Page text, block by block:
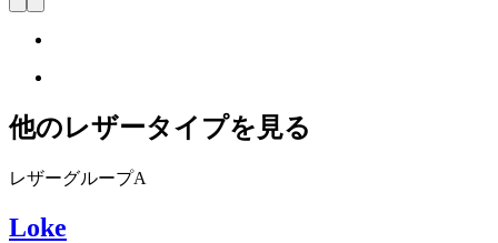
他のレザータイプを見る
レザーグループA
Loke